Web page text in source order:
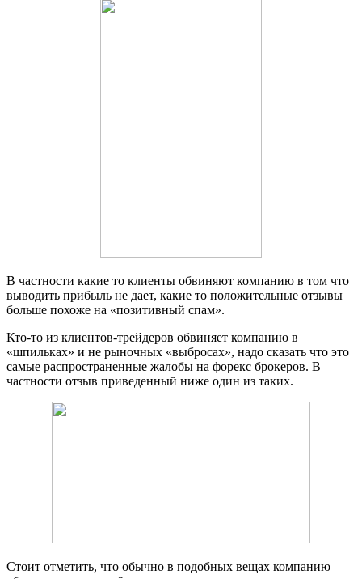
В частности какие то клиенты обвиняют компанию в том что
выводить прибыль не дает, какие то положительные отзывы
больше похоже на «позитивный спам».
Кто-то из клиентов-трейдеров обвиняет компанию в
«шпильках» и не рыночных «выбросах», надо сказать что это
самые распространенные жалобы на форекс брокеров. В
частности отзыв приведенный ниже один из таких.
Стоит отметить, что обычно в подобных вещах компанию